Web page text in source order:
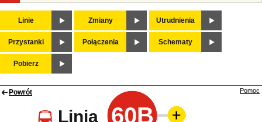
Linie Zmiany Utrudnienia
Przystanki Połączenia Schematy
Pobierz
Powrót
Linia 60B
Pomoc